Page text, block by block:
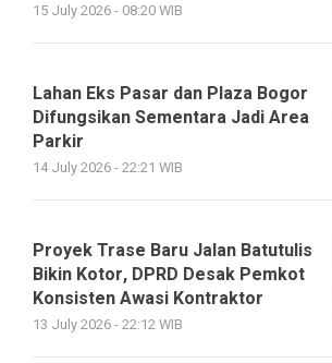
15 July 2026 - 08:20 WIB
Lahan Eks Pasar dan Plaza Bogor
Difungsikan Sementara Jadi Area
Parkir
14 July 2026 - 22:21 WIB
Proyek Trase Baru Jalan Batutulis
Bikin Kotor, DPRD Desak Pemkot
Konsisten Awasi Kontraktor
13 July 2026 - 22:12 WIB